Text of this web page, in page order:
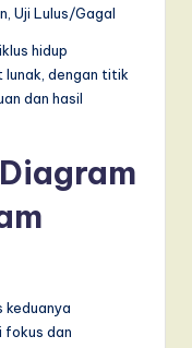
Uji Lulus/Gagal
hidup
lunak, dengan titik
dan hasil
fokus dan